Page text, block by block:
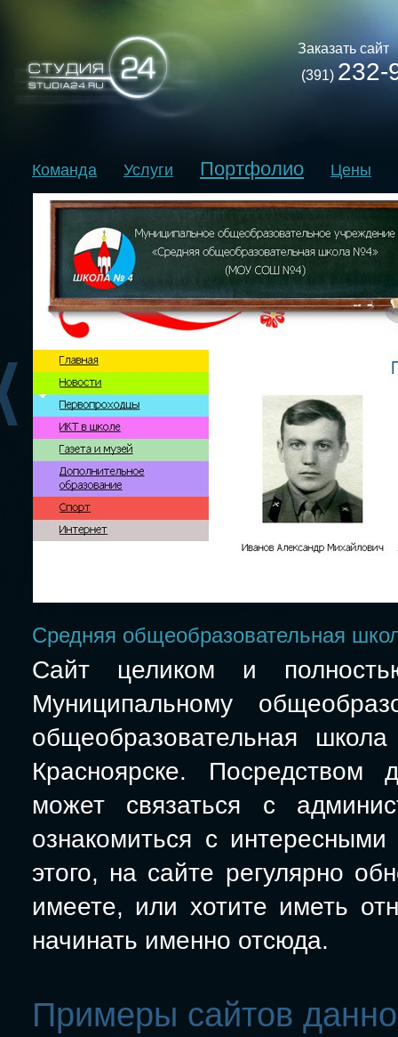
Заказать сайт
(391) 232-
Команда Услуги Портфолио Цены
Средняя общеобразовательная
Сайт целиком и
Муниципальному
общеобразовательная
Красноярске.
может связаться с
ознакомиться с
этого, на сайте регулярно
имеете, или хотите иметь
начинать именно отсюда.
Примеры сайтов